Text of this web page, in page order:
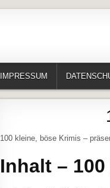
IMPRESSUM
100 kleine, böse Krimis –
Inhalt –